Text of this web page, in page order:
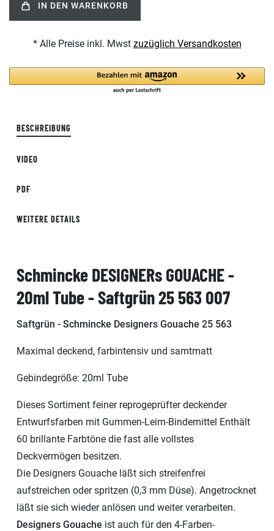
IN DEN WARENKORB
* Alle Preise inkl. Mwst zuzüglich Versandkosten
BESCHREIBUNG
VIDEO
PDF
WEITERE DETAILS
Schmincke DESIGNERs GOUACHE -
20ml Tube - Saftgrün 25 563 007
Saftgrün - Schmincke Designers Gouache 25 563
Maximal deckend, farbintensiv und samtmatt
Gebindegröße: 20ml Tube
Dieses Sortiment feiner reprogeprüfter deckender
Entwurfsfarben mit Gummen-Leim-Bindemittel Enthält
60 brillante Farbtöne die fast alle vollstes
Deckvermögen besitzen.
Die Designers Gouache läßt sich streifenfrei
aufstreichen oder spritzen (0,3 mm Düse). Angetrocknet
läßt sie sich wieder anlösen und weiter verarbeiten.
Designers Gouache ist auch für den 4-Farben-